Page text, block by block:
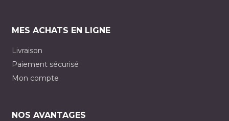
MES ACHATS EN LIGNE
Livraison
Paiement sécurisé
Mon compte
NOS AVANTAGES